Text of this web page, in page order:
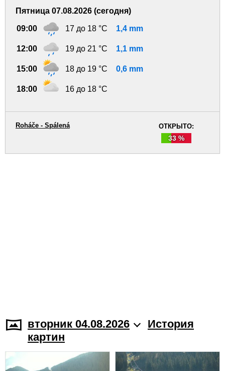
Пятница 07.08.2026 (сегодня)
09:00 17 до 18 °C 1,4 mm
12:00 19 до 21 °C 1,1 mm
15:00 18 до 19 °C 0,6 mm
18:00 16 до 18 °C
ОТКРЫТО:
33 %
Roháče - Spálená
вторник 04.08.2026
История
картин